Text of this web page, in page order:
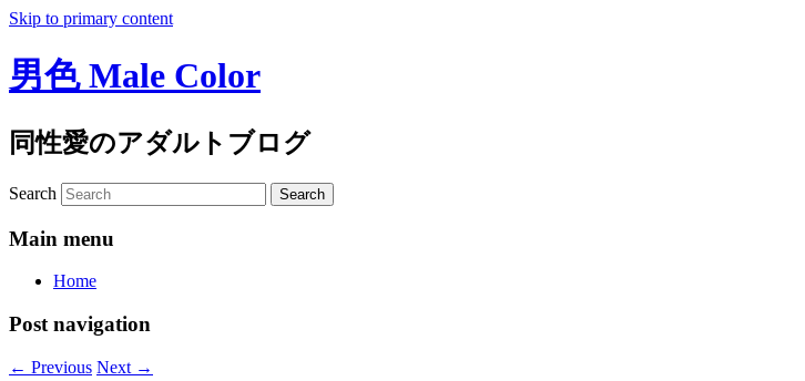
Skip to primary content
男色 Male Color
同性愛のアダルトブログ
Search
Main menu
Home
Post navigation
← Previous Next →